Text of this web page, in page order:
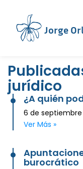
Jorge
jurídico
¿A quién
6 de septiembre
Ver Más »
burocrático